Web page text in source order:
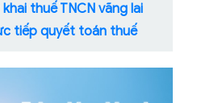
thuế TNCN vãng lai
tiếp quyết toán thuế